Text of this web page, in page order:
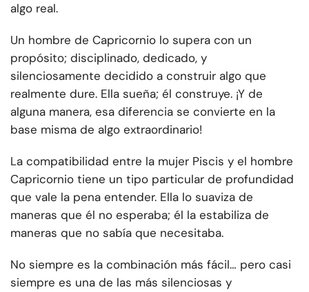
algo real.
Un hombre de Capricornio lo supera con un
propósito; disciplinado, dedicado, y
silenciosamente decidido a construir algo que
realmente dure. Ella sueña; él construye. ¡Y de
alguna manera, esa diferencia se convierte en la
base misma de algo extraordinario!
La compatibilidad entre la mujer Piscis y el hombre
Capricornio tiene un tipo particular de profundidad
que vale la pena entender. Ella lo suaviza de
maneras que él no esperaba; él la estabiliza de
maneras que no sabía que necesitaba.
No siempre es la combinación más fácil… pero casi
siempre es una de las más silenciosas y